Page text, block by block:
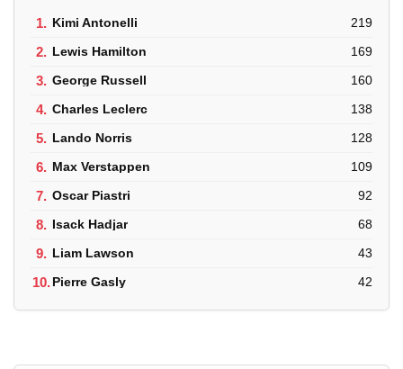
1. Kimi Antonelli 219
2. Lewis Hamilton 169
3. George Russell 160
4. Charles Leclerc 138
5. Lando Norris 128
6. Max Verstappen 109
7. Oscar Piastri 92
8. Isack Hadjar 68
9. Liam Lawson 43
10.Pierre Gasly 42